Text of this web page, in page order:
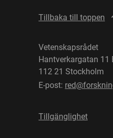
Tillbaka till toppen
Vetenskapsrådet
Hantverkargatan 11
112 21 Stockholm
E-post:
Tillgänglighet